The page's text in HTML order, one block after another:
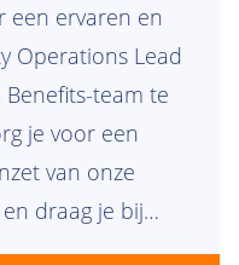
een ervaren en
Operations Lead
team te
je voor een
van onze
draag je bij
onze